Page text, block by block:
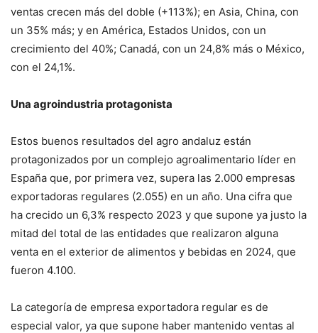
ventas crecen más del doble (+113%); en Asia, China, con
un 35% más; y en América, Estados Unidos, con un
crecimiento del 40%; Canadá, con un 24,8% más o México,
con el 24,1%.
Una agroindustria protagonista
Estos buenos resultados del agro andaluz están
protagonizados por un complejo agroalimentario líder en
España que, por primera vez, supera las 2.000 empresas
exportadoras regulares (2.055) en un año. Una cifra que
ha crecido un 6,3% respecto 2023 y que supone ya justo la
mitad del total de las entidades que realizaron alguna
venta en el exterior de alimentos y bebidas en 2024, que
fueron 4.100.
La categoría de empresa exportadora regular es de
especial valor, ya que supone haber mantenido ventas al